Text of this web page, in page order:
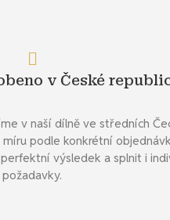
v České
v naší dílně ve středních
míru podle konkrétní
výsledek a splnit i
požadavky.